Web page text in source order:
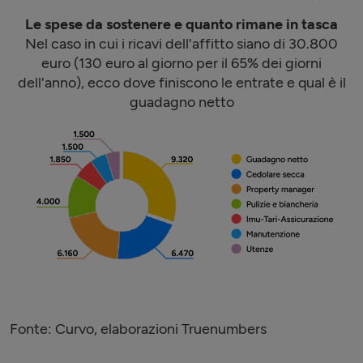
Le spese da sostenere e quanto rimane in tasca
Nel caso in cui i ricavi dell'affitto siano di 30.800
euro (130 euro al giorno per il 65% dei giorni
dell'anno), ecco dove finiscono le entrate e qual è il
guadagno netto
Fonte: Curvo, elaborazioni Truenumbers